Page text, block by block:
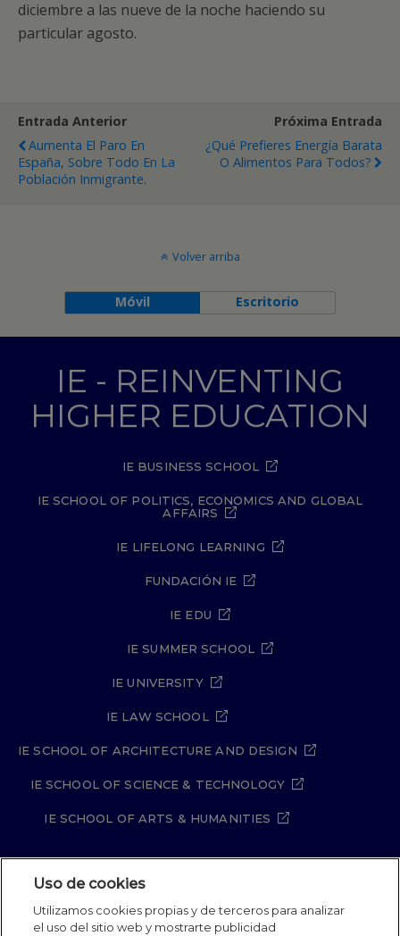
diciembre a las nueve de la noche haciendo su
particular agosto.
Entrada Anterior
Aumenta El Paro En
España, Sobre Todo En La
Población Inmigrante.
Próxima Entrada
¿Qué Prefieres Energía Barata
O Alimentos Para Todos?
Volver arriba
Móvil Escritorio
IE - REINVENTING
HIGHER EDUCATION
IE BUSINESS SCHOOL
IE SCHOOL OF POLITICS, ECONOMICS AND GLOBAL
AFFAIRS
IE LIFELONG LEARNING
FUNDACIÓN IE
IE EDU
IE SUMMER SCHOOL
IE UNIVERSITY
IE LAW SCHOOL
IE SCHOOL OF ARCHITECTURE AND DESIGN
IE SCHOOL OF SCIENCE & TECHNOLOGY
IE SCHOOL OF ARTS & HUMANITIES
Aviso legal
Política de Cookies
Política de seguridad
Uso de cookies
Utilizamos cookies propias y de terceros para analizar
el uso del sitio web y mostrarte publicidad